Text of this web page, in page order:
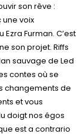
son rêve :
voix
Furman. C’est
son projet. Riffs
sauvage de Led
contes où se
changements de
et vous
doigt nos égos
est a contrario